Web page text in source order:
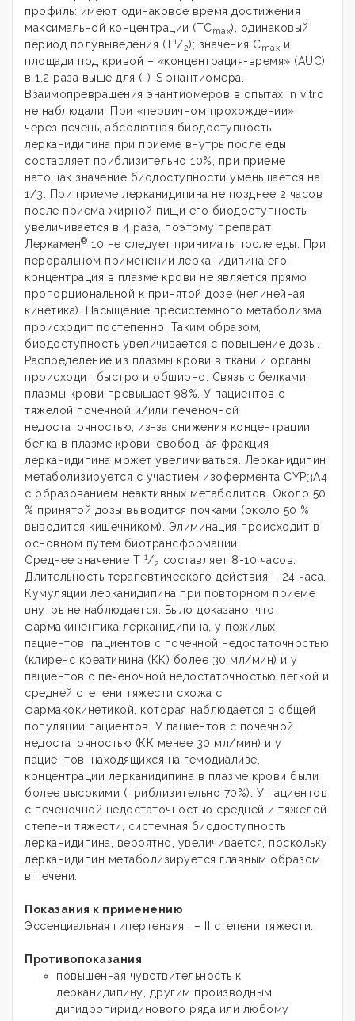
профиль: имеют одинаковое время достижения
максимальной концентрации (ТСmax), одинаковый
период полувыведения (Т1/2); значения Сmax и
площади под кривой – «концентрация-время» (AUC)
в 1,2 раза выше для (-)-S энантиомера.
Взаимопревращения энантиомеров в опытах In vitro
не наблюдали. При «первичном прохождении»
через печень, абсолютная биодоступность
лерканидипина при приеме внутрь после еды
составляет приблизительно 10%, при приеме
натощак значение биодоступности уменьшается на
1/3. При приеме лерканидипина не позднее 2 часов
после приема жирной пищи его биодоступность
увеличивается в 4 раза, поэтому препарат
Леркамен® 10 не следует принимать после еды. При
пероральном применении лерканидипина его
концентрация в плазме крови не является прямо
пропорциональной к принятой дозе (нелинейная
кинетика). Насыщение пресистемного метаболизма,
происходит постепенно. Таким образом,
биодоступность увеличивается с повышение дозы.
Распределение из плазмы крови в ткани и органы
происходит быстро и обширно. Связь с белками
плазмы крови превышает 98%. У пациентов с
тяжелой почечной и/или печеночной
недостаточностью, из-за снижения концентрации
белка в плазме крови, свободная фракция
лерканидипина может увеличиваться. Лерканидипин
метаболизируется с участием изофермента CYP3A4
с образованием неактивных метаболитов. Около 50
% принятой дозы выводится почками (около 50 %
выводится кишечником). Элиминация происходит в
основном путем биотрансформации.
Среднее значение Т 1/2 составляет 8-10 часов.
Длительность терапевтического действия – 24 часа.
Кумуляции лерканидипина при повторном приеме
внутрь не наблюдается. Было доказано, что
фармакинентика лерканидипина, у пожилых
пациентов, пациентов с почечной недостаточностью
(клиренс креатинина (КК) более 30 мл/мин) и у
пациентов с печеночной недостаточностью легкой и
средней степени тяжести схожа с
фармакокинетикой, которая наблюдается в общей
популяции пациентов. У пациентов с почечной
недостаточностью (КК менее 30 мл/мин) и у
пациентов, находящихся на гемодиализе,
концентрации лерканидипина в плазме крови были
более высокими (приблизительно 70%). У пациентов
с печеночной недостаточностью средней и тяжелой
степени тяжести, системная биодоступность
лерканидипина, вероятно, увеличивается, поскольку
лерканидипин метаболизируется главным образом
в печени.
Показания к применению
Эссенциальная гипертензия I – II степени тяжести.
Противопоказания
повышенная чувствительность к
лерканидипину, другим производным
дигидропиридинового ряда или любому